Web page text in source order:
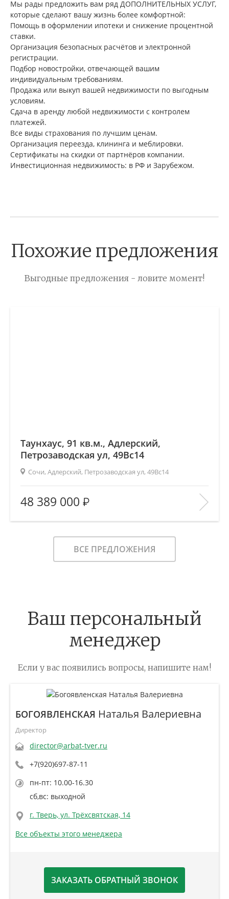
Мы рады предложить вам ряд ДОПОЛНИТЕЛЬНЫХ УСЛУГ,
которые сделают вашу жизнь более комфортной:
Помощь в оформлении ипотеки и снижение процентной
ставки.
Организация безопасных расчётов и электронной
регистрации.
Подбор новостройки, отвечающей вашим
индивидуальным требованиям.
Продажа или выкуп вашей недвижимости по выгодным
условиям.
Сдача в аренду любой недвижимости с контролем
платежей.
Все виды страхования по лучшим ценам.
Организация переезда, клининга и меблировки.
Сертификаты на скидки от партнёров компании.
Инвестиционная недвижимость: в РФ и Зарубежом.
Похожие предложения
Выгодные предложения - ловите момент!
Таунхаус, 91 кв.м., Адлерский,
Петрозаводская ул, 49Вс14
Сочи, Адлерский, Петрозаводская ул, 49Вс14
Площадь (общ/жил/кух), м2:
91.3/42/33
Количество комнат:
—
Этаж:
—/2
В ИЗБРАННОЕ
48 389 000
ВСЕ ПРЕДЛОЖЕНИЯ
Ваш персональный
менеджер
Если у вас появились вопросы, напишите нам!
БОГОЯВЛЕНСКАЯ Наталья Валериевна
Директор
director@arbat-tver.ru
+7(920)697-87-11
пн-пт: 10.00-16.30
сб,вс: выходной
г. Тверь, ул. Трёхсвятская, 14
Все объекты этого менеджера
ЗАКАЗАТЬ ОБРАТНЫЙ ЗВОНОК